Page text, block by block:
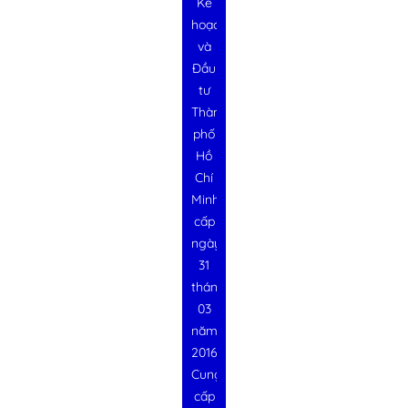
hoạch
và
Đầu
tư
Thành
phố
Hồ
Chí
Minh
cấp
ngày
31
tháng
03
năm
2016
Cung
cấp